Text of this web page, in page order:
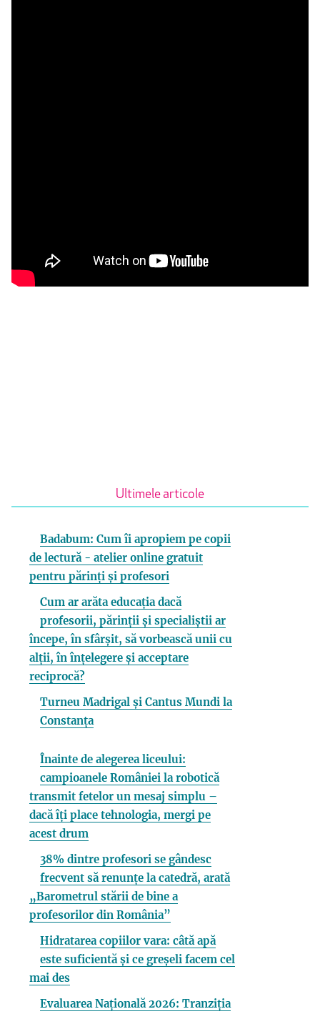
Ultimele articole
Badabum: Cum îi apropiem pe copii
de lectură - atelier online gratuit
pentru părinți și profesori
Cum ar arăta educația dacă
profesorii, părinții și specialiștii ar
începe, în sfârșit, să vorbească unii cu
alții, în înțelegere și acceptare
reciprocă?
Turneu Madrigal și Cantus Mundi la
Constanța
Înainte de alegerea liceului:
campioanele României la robotică
transmit fetelor un mesaj simplu –
dacă îți place tehnologia, mergi pe
acest drum
38% dintre profesori se gândesc
frecvent să renunțe la catedră, arată
„Barometrul stării de bine a
profesorilor din România”
Hidratarea copiilor vara: câtă apă
este suficientă și ce greșeli facem cel
mai des
Evaluarea Națională 2026: Tranziția